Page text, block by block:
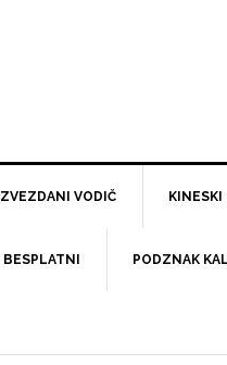
VODIČ KINESKI
PODZNAK